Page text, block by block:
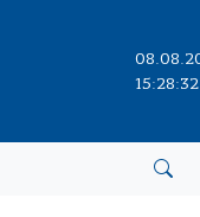
15:28:33